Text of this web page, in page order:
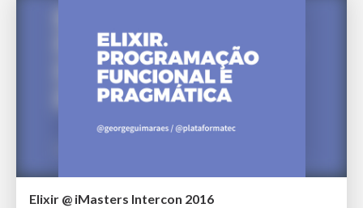
Elixir @ iMasters Intercon 2016